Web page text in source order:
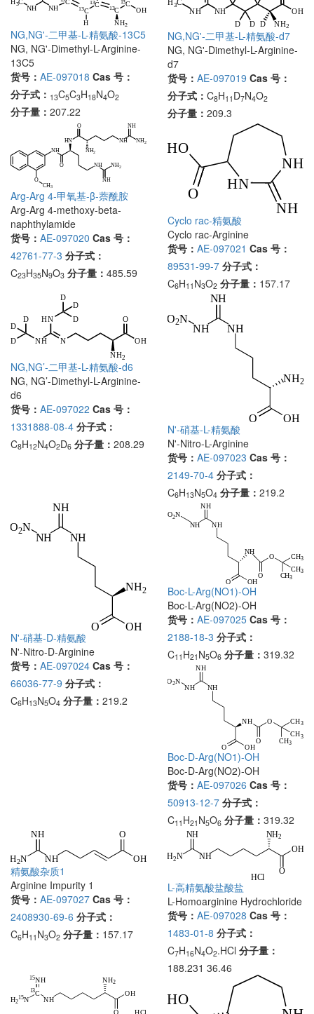
NG,NG'-二甲基-L-精氨酸-13C5
NG, NG'-Dimethyl-L-Arginine-
13C5
货号： AE-097018 Cas 号：
分子式： 13C5C3H18N4O2
分子量： 207.22
NG,NG'-二甲基-L-精氨酸-d7
NG, NG'-Dimethyl-L-Arginine-
d7
货号： AE-097019 Cas 号：
分子式： C8H11 D7N4O2
分子量： 209.3
Arg-Arg 4-甲氧基-β-萘酰胺
Arg-Arg 4-methoxy-beta-
naphthylamide
货号： AE-097020 Cas 号：
42761-77-3 分子式：
C23H35N9O3 分子量： 485.59
Cyclo rac-精氨酸
Cyclo rac-Arginine
货号： AE-097021 Cas 号：
89531-99-7 分子式：
C6H11 N3O2 分子量： 157.17
NG,NG’-二甲基-L-精氨酸-d6
NG, NG’-Dimethyl-L-Arginine-
d6
货号： AE-097022 Cas 号：
1331888-08-4 分子式：
C8H12N4O2D6 分子量： 208.29
N'-硝基-L-精氨酸
N'-Nitro-L-Arginine
货号： AE-097023 Cas 号：
2149-70-4 分子式：
C6H13N5O4 分子量： 219.2
N'-硝基-D-精氨酸
N'-Nitro-D-Arginine
货号： AE-097024 Cas 号：
66036-77-9 分子式：
C6H13N5O4 分子量： 219.2
Boc-L-Arg(NO1)-OH
Boc-L-Arg(NO2)-OH
货号： AE-097025 Cas 号：
2188-18-3 分子式：
C11 H21 N5O6 分子量： 319.32
Boc-D-Arg(NO1)-OH
Boc-D-Arg(NO2)-OH
货号： AE-097026 Cas 号：
50913-12-7 分子式：
C11 H21 N5O6 分子量： 319.32
精氨酸杂质1
Arginine Impurity 1
货号： AE-097027 Cas 号：
2408930-69-6 分子式：
C6H11 N3O2 分子量： 157.17
L-高精氨酸盐酸盐
L-Homoarginine Hydrochloride
货号： AE-097028 Cas 号：
1483-01-8 分子式：
C7H16N4O2.HCl 分子量：
188.231 36.46